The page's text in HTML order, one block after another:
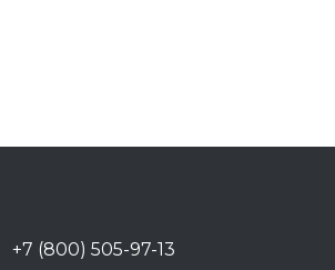
+7 (800) 505-97-13